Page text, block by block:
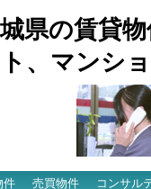
県の賃貸
、マンシ
件 売買物件
コンサル